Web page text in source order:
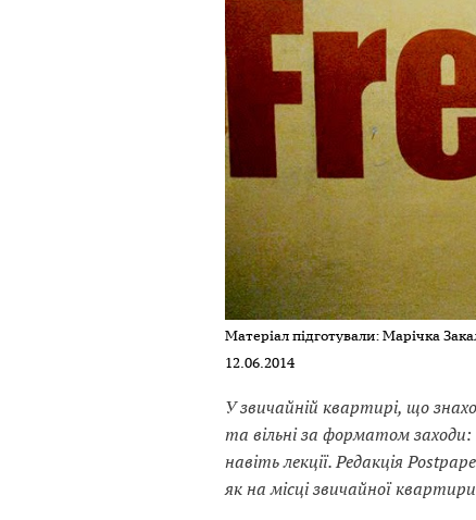
Матеріал підготували: Марічка
12.06.2014
У звичайній квартирі, що
та вільні за форматом заходи:
навіть лекції. Редакція
як на місці звичайної